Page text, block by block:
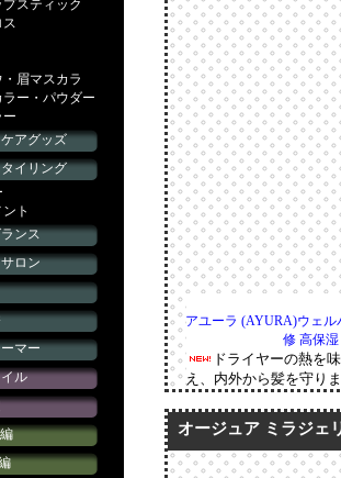
アユーラ (AYURA)ウェ
修 高保
ドライヤーの熱を
え、内外から髪を守り
オージュア ミラジェ